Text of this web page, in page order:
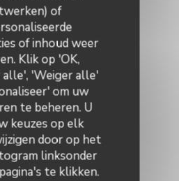
of
of inhoud weer
Klik op 'OK,
alle', 'Weiger alle'
om uw
te beheren. U
keuzes op elk
door op het
linksonder
te klikken.
Produits de saison,
keuken
Neptune